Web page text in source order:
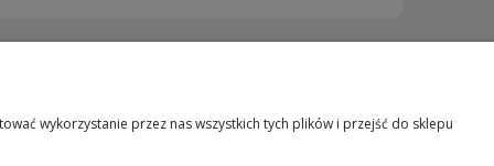
wykorzystanie przez nas wszystkich tych plików i przejść do sklepu